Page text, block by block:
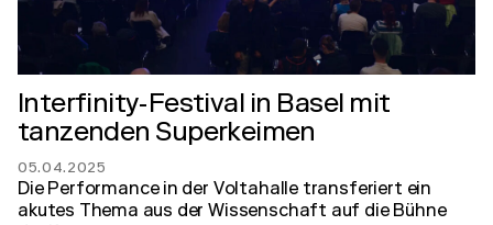
Interfinity-Festival in Basel mit
tanzenden Superkeimen
05.04.2025
Die Performance in der Voltahalle transferiert ein
akutes Thema aus der Wissenschaft auf die Bühne